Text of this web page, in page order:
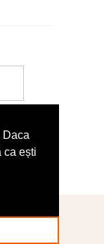
Daca
ca ești